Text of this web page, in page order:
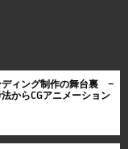
ディング制作の舞台裏 ―
からCGアニメーション